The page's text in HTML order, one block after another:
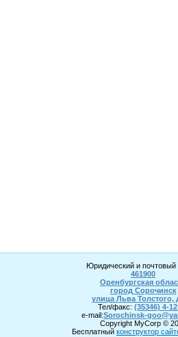
Юридический и почтовый
461900
Оренбургская
город Сорочинск
улица Льва Толстого,
Тел/факс: (35346) 4-12
e-mail:Sorochinsk-
Copyright MyCorp ©
Бесплатный конструктор